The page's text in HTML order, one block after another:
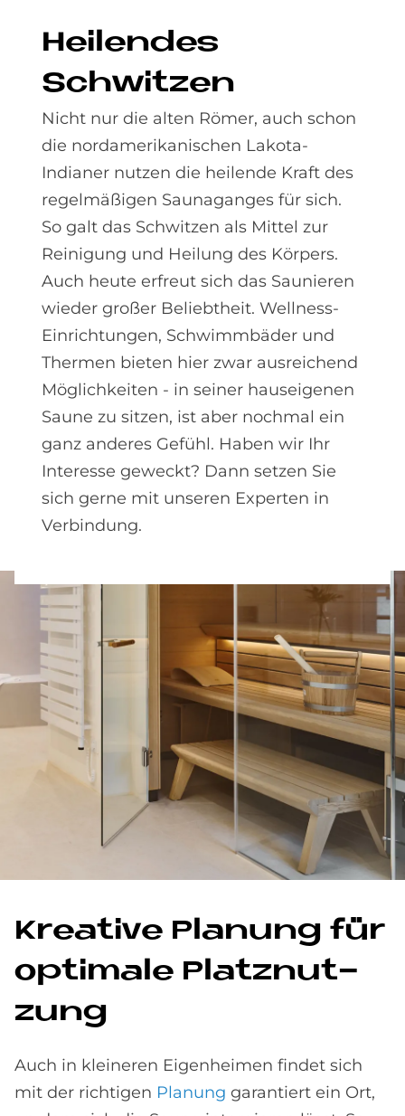
Hei­len­des
Schwit­zen
Nicht nur die alten Römer, auch schon
die nordamerikanischen Lakota-
Indianer nutzen die heilende Kraft des
regelmäßigen Saunaganges für sich.
So galt das Schwitzen als Mittel zur
Reinigung und Heilung des Körpers.
Auch heute erfreut sich das Saunieren
wieder großer Beliebtheit. Wellness-
Einrichtungen, Schwimmbäder und
Thermen bieten hier zwar ausreichend
Möglichkeiten - in seiner hauseigenen
Saune zu sitzen, ist aber nochmal ein
ganz anderes Gefühl. Haben wir Ihr
Interesse geweckt? Dann setzen Sie
sich gerne mit unseren Experten in
Verbindung.
Krea­ti­ve Pla­nung für
op­ti­ma­le Platz­nut­
zung
Auch in kleineren Eigenheimen findet sich
mit der richtigen Planung garantiert ein Ort,